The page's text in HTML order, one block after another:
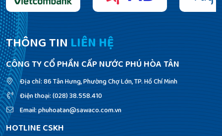
THÔNG TIN LIÊN HỆ
CÔNG TY CỔ PHẦN CẤP NƯỚC PHÚ HÒA TÂN
Địa chỉ: 86 Tân Hưng, Phường Chợ Lớn, TP. Hồ Chí Minh
Điện thoại: (028) 38.558.410
Email: phuhoatan@sawaco.com.vn
HOTLINE CSKH